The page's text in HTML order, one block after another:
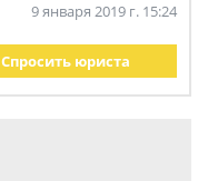
9 января 2019 г. 15:24
Спросить юриста